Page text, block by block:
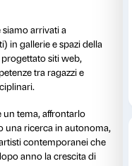
nel terreno di
rielaborandolo in
installazioni,
pubblico nelle
i giovani artisti
16 progetti di
È stato affrontato il